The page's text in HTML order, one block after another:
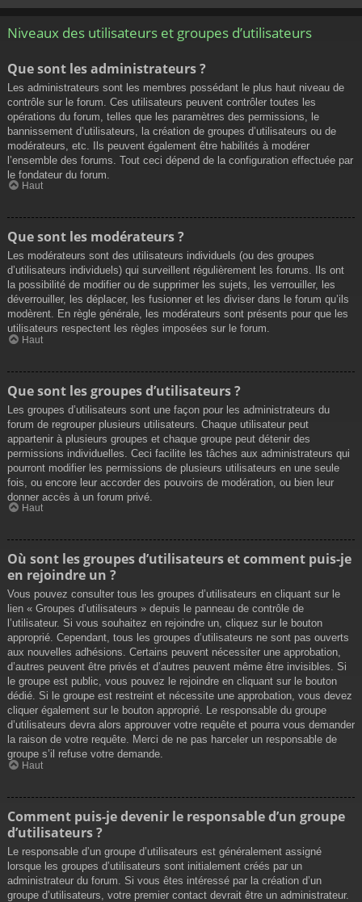
Niveaux des utilisateurs et groupes d’utilisateurs
Que sont les administrateurs ?
Les administrateurs sont les membres possédant le plus haut niveau de
contrôle sur le forum. Ces utilisateurs peuvent contrôler toutes les
opérations du forum, telles que les paramètres des permissions, le
bannissement d’utilisateurs, la création de groupes d’utilisateurs ou de
modérateurs, etc. Ils peuvent également être habilités à modérer
l’ensemble des forums. Tout ceci dépend de la configuration effectuée par
le fondateur du forum.
Haut
Que sont les modérateurs ?
Les modérateurs sont des utilisateurs individuels (ou des groupes
d’utilisateurs individuels) qui surveillent régulièrement les forums. Ils ont
la possibilité de modifier ou de supprimer les sujets, les verrouiller, les
déverrouiller, les déplacer, les fusionner et les diviser dans le forum qu’ils
modèrent. En règle générale, les modérateurs sont présents pour que les
utilisateurs respectent les règles imposées sur le forum.
Haut
Que sont les groupes d’utilisateurs ?
Les groupes d’utilisateurs sont une façon pour les administrateurs du
forum de regrouper plusieurs utilisateurs. Chaque utilisateur peut
appartenir à plusieurs groupes et chaque groupe peut détenir des
permissions individuelles. Ceci facilite les tâches aux administrateurs qui
pourront modifier les permissions de plusieurs utilisateurs en une seule
fois, ou encore leur accorder des pouvoirs de modération, ou bien leur
donner accès à un forum privé.
Haut
Où sont les groupes d’utilisateurs et comment puis-je
en rejoindre un ?
Vous pouvez consulter tous les groupes d’utilisateurs en cliquant sur le
lien « Groupes d’utilisateurs » depuis le panneau de contrôle de
l’utilisateur. Si vous souhaitez en rejoindre un, cliquez sur le bouton
approprié. Cependant, tous les groupes d’utilisateurs ne sont pas ouverts
aux nouvelles adhésions. Certains peuvent nécessiter une approbation,
d’autres peuvent être privés et d’autres peuvent même être invisibles. Si
le groupe est public, vous pouvez le rejoindre en cliquant sur le bouton
dédié. Si le groupe est restreint et nécessite une approbation, vous devez
cliquer également sur le bouton approprié. Le responsable du groupe
d’utilisateurs devra alors approuver votre requête et pourra vous demander
la raison de votre requête. Merci de ne pas harceler un responsable de
groupe s’il refuse votre demande.
Haut
Comment puis-je devenir le responsable d’un groupe
d’utilisateurs ?
Le responsable d’un groupe d’utilisateurs est généralement assigné
lorsque les groupes d’utilisateurs sont initialement créés par un
administrateur du forum. Si vous êtes intéressé par la création d’un
groupe d’utilisateurs, votre premier contact devrait être un administrateur.